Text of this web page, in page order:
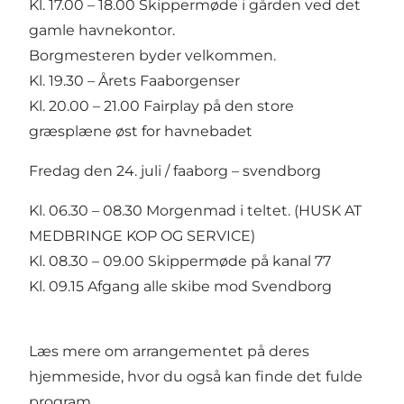
Kl. 17.00 – 18.00 Skippermøde i gården ved det
gamle havnekontor.
Borgmesteren byder velkommen.
Kl. 19.30 – Årets Faaborgenser
Kl. 20.00 – 21.00 Fairplay på den store
græsplæne øst for havnebadet
Fredag den 24. juli / faaborg – svendborg
Kl. 06.30 – 08.30 Morgenmad i teltet. (HUSK AT
MEDBRINGE KOP OG SERVICE)
Kl. 08.30 – 09.00 Skippermøde på kanal 77
Kl. 09.15 Afgang alle skibe mod Svendborg
Læs mere om arrangementet på deres
hjemmeside, hvor du også kan finde det fulde